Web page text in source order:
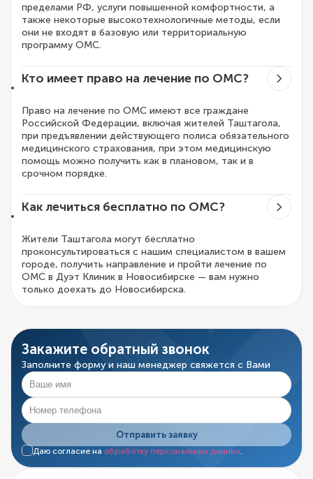
пределами РФ, услуги повышенной комфортности, а
также некоторые высокотехнологичные методы, если
они не входят в базовую или территориальную
программу ОМС.
Кто имеет право на лечение по ОМС?
Право на лечение по ОМС имеют все граждане
Российской Федерации, включая жителей Таштагола,
при предъявлении действующего полиса обязательного
медицинского страхования, при этом медицинскую
помощь можно получить как в плановом, так и в
срочном порядке.
Как лечиться бесплатно по ОМС?
Жители Таштагола могут бесплатно
проконсультироваться с нашим специалистом в вашем
городе, получить направление и пройти лечение по
ОМС в Дуэт Клиник в Новосибирске — вам нужно
только доехать до Новосибирска.
Закажите обратный звонок
Заполните форму и наш менеджер свяжется с Вами
Отправить заявку
Даю согласие на обработку персональных данных.